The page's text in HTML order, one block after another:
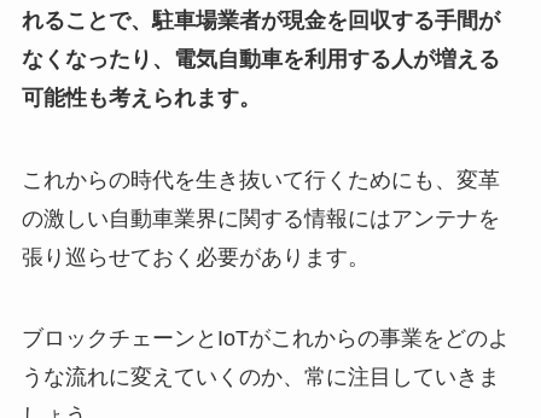
れることで、駐車場業者が現金を回収する手間が
なくなったり、電気自動車を利用する人が増える
可能性も考えられます。
これからの時代を生き抜いて行くためにも、変革
の激しい自動車業界に関する情報にはアンテナを
張り巡らせておく必要があります。
ブロックチェーンとIoTがこれからの事業をどのよ
うな流れに変えていくのか、常に注目していきま